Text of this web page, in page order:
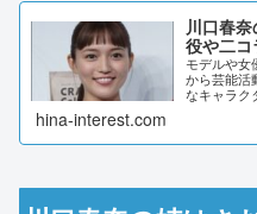
川口春
役や二コ
モデルや女
から芸能活
なキャラク
が...
hina-interest.com